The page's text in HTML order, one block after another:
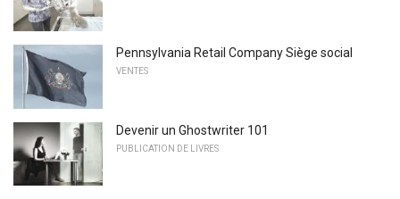
Pennsylvania Retail Company Siège social
VENTES
Devenir un Ghostwriter 101
PUBLICATION DE LIVRES